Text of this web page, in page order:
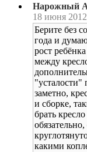
Нарожный
18 июня
Берите без
года и
рост
между
"усталости"
заметно,
и сборке,
брать
какими